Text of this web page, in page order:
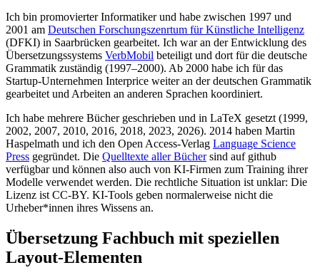
Ich bin promovierter Informatiker und habe zwischen 1997 und
2001 am Deutschen Forschungszenrtum für Künstliche Intelligenz
(DFKI) in Saarbrücken gearbeitet. Ich war an der Entwicklung des
Übersetzungssystems VerbMobil beteiligt und dort für die deutsche
Grammatik zuständig (1997–2000). Ab 2000 habe ich für das
Startup-Unternehmen Interprice weiter an der deutschen Grammatik
gearbeitet und Arbeiten an anderen Sprachen koordiniert.
Ich habe mehrere Bücher geschrieben und in LaTeX gesetzt (1999,
2002, 2007, 2010, 2016, 2018, 2023, 2026). 2014 haben Martin
Haspelmath und ich den Open Access-Verlag Language Science
Press gegründet. Die Quelltexte aller Büchersind auf github
verfügbar und können also auch von KI-Firmen zum Training ihrer
Modelle verwendet werden. Die rechtliche Situation ist unklar: Die
Lizenz ist CC-BY. KI-Tools geben normalerweise nicht die
Urheber*innen ihres Wissens an.
Übersetzung Fachbuch mit speziellen
Layout-Elementen